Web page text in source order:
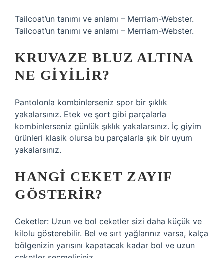
Tailcoat’un tanımı ve anlamı – Merriam-Webster.
Tailcoat’un tanımı ve anlamı – Merriam-Webster.
KRUVAZE BLUZ ALTINA
NE GIYILIR?
Pantolonla kombinlerseniz spor bir şıklık
yakalarsınız. Etek ve şort gibi parçalarla
kombinlerseniz günlük şıklık yakalarsınız. İç giyim
ürünleri klasik olursa bu parçalarla şık bir uyum
yakalarsınız.
HANGI CEKET ZAYIF
GÖSTERIR?
Ceketler: Uzun ve bol ceketler sizi daha küçük ve
kilolu gösterebilir. Bel ve sırt yağlarınız varsa, kalça
bölgenizin yarısını kapatacak kadar bol ve uzun